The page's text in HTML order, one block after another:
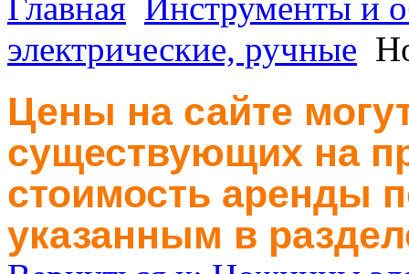
электрические, ручные
Цены на сайте
существующих на
стоимость аренды
указанным в